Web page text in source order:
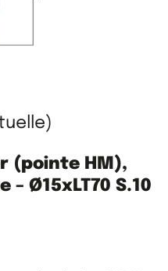
(pointe HM),
Ø15xLT70 S.10